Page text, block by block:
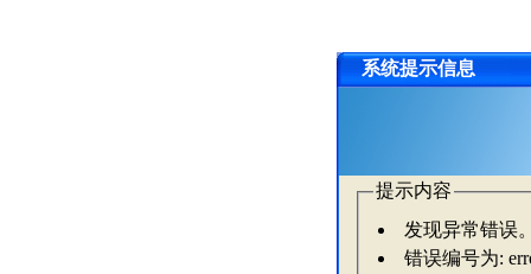
系统提示信息
提示内容
发现异常错误
错误编号为: